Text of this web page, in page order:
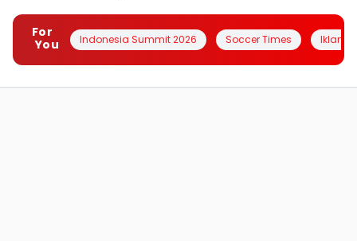
For
You
Indonesia Summit 2026 Soccer Times Iklanin